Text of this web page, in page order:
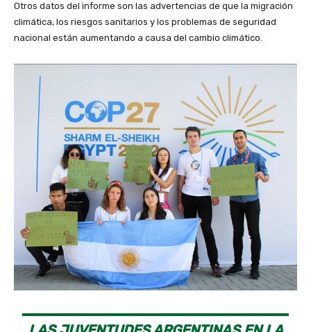
Otros datos del informe son las advertencias de que la migración
climática, los riesgos sanitarios y los problemas de seguridad
nacional están aumentando a causa del cambio climático.